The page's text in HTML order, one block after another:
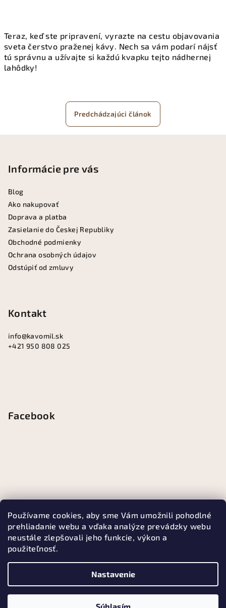
Používame cookies, aby sme Vám umožnili pohodlné
prehliadanie webu a vďaka analýze prevádzky webu
neustále zlepšovali jeho funkcie, výkon a
použiteľnosť.
Nastavenie
Teraz, keď ste pripravení, vyrazte na cestu objavovania
sveta čerstvo praženej kávy. Nech sa vám podarí nájsť
tú správnu a užívajte si každú kvapku tejto nádhernej
lahôdky!
Predchádzajúci článok
Informácie pre vás
Blog
Ako nakupovať
Doprava a platba
Zasielanie do Českej Republiky
Obchodné podmienky
Ochrana osobných údajov
Odstúpiť od zmluvy
Kontakt
info@kavomil.sk
+421 950 808 025
Facebook